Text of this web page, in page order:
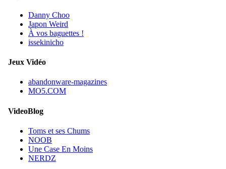
Danny Choo
Japon Weird
À vos baguettes !
issekinicho
Jeux Vidéo
abandonware-magazines
MO5.COM
VideoBlog
Toms et ses Chums
NOOB
Une Case En Moins
NERDZ